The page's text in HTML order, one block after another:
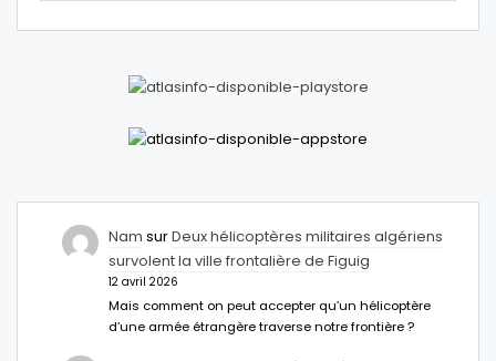
Nam surDeux hélicoptères militaires algériens
survolent la ville frontalière de Figuig
12 avril 2026
Mais comment on peut accepter qu’un hélicoptère
d’une armée étrangère traverse notre frontière ?